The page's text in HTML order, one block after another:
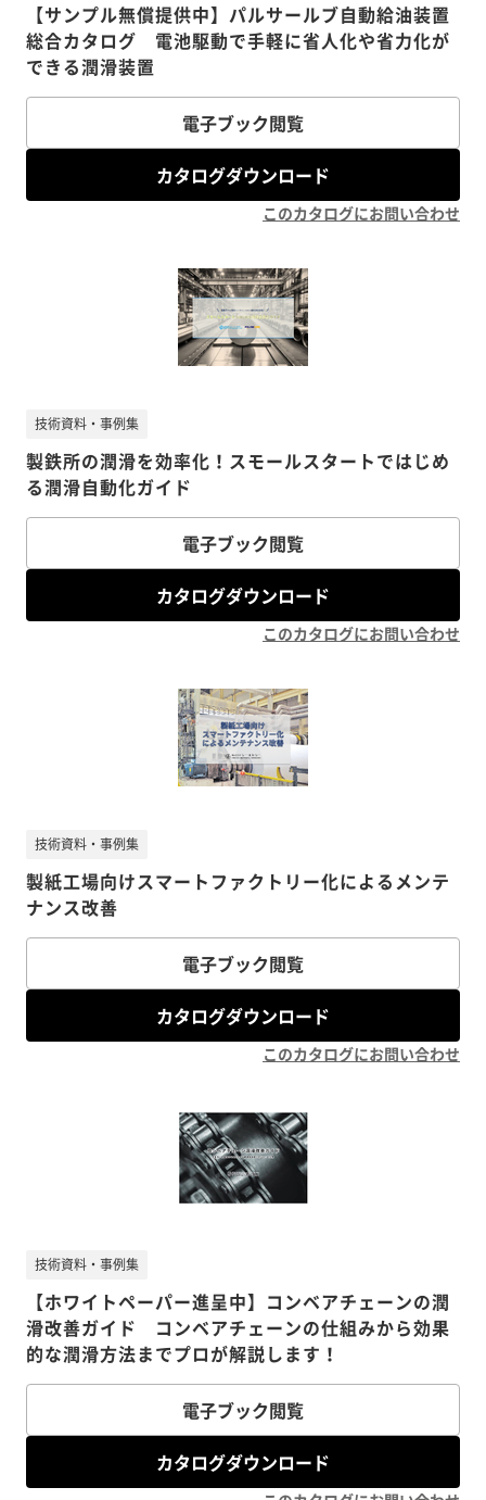
【サンプル無償提供中】パルサールブ自動給油装置
総合カタログ 電池駆動で手軽に省人化や省力化が
できる潤滑装置
電子ブック閲覧
カタログダウンロード
このカタログにお問い合わせ
製鉄所の潤滑を効率化！スモールスタートではじめ
る潤滑自動化ガイド
技術資料・事例集
電子ブック閲覧
カタログダウンロード
このカタログにお問い合わせ
製紙工場向けスマートファクトリー化によるメンテ
ナンス改善
技術資料・事例集
電子ブック閲覧
カタログダウンロード
このカタログにお問い合わせ
【ホワイトペーパー進呈中】コンベアチェーンの潤
滑改善ガイド コンベアチェーンの仕組みから効果
的な潤滑方法までプロが解説します！
技術資料・事例集
電子ブック閲覧
カタログダウンロード